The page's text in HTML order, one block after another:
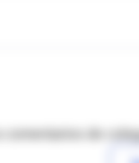
comentarios de